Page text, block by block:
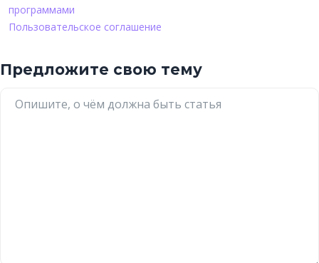
программами
Пользовательское соглашение
Предложите свою тему